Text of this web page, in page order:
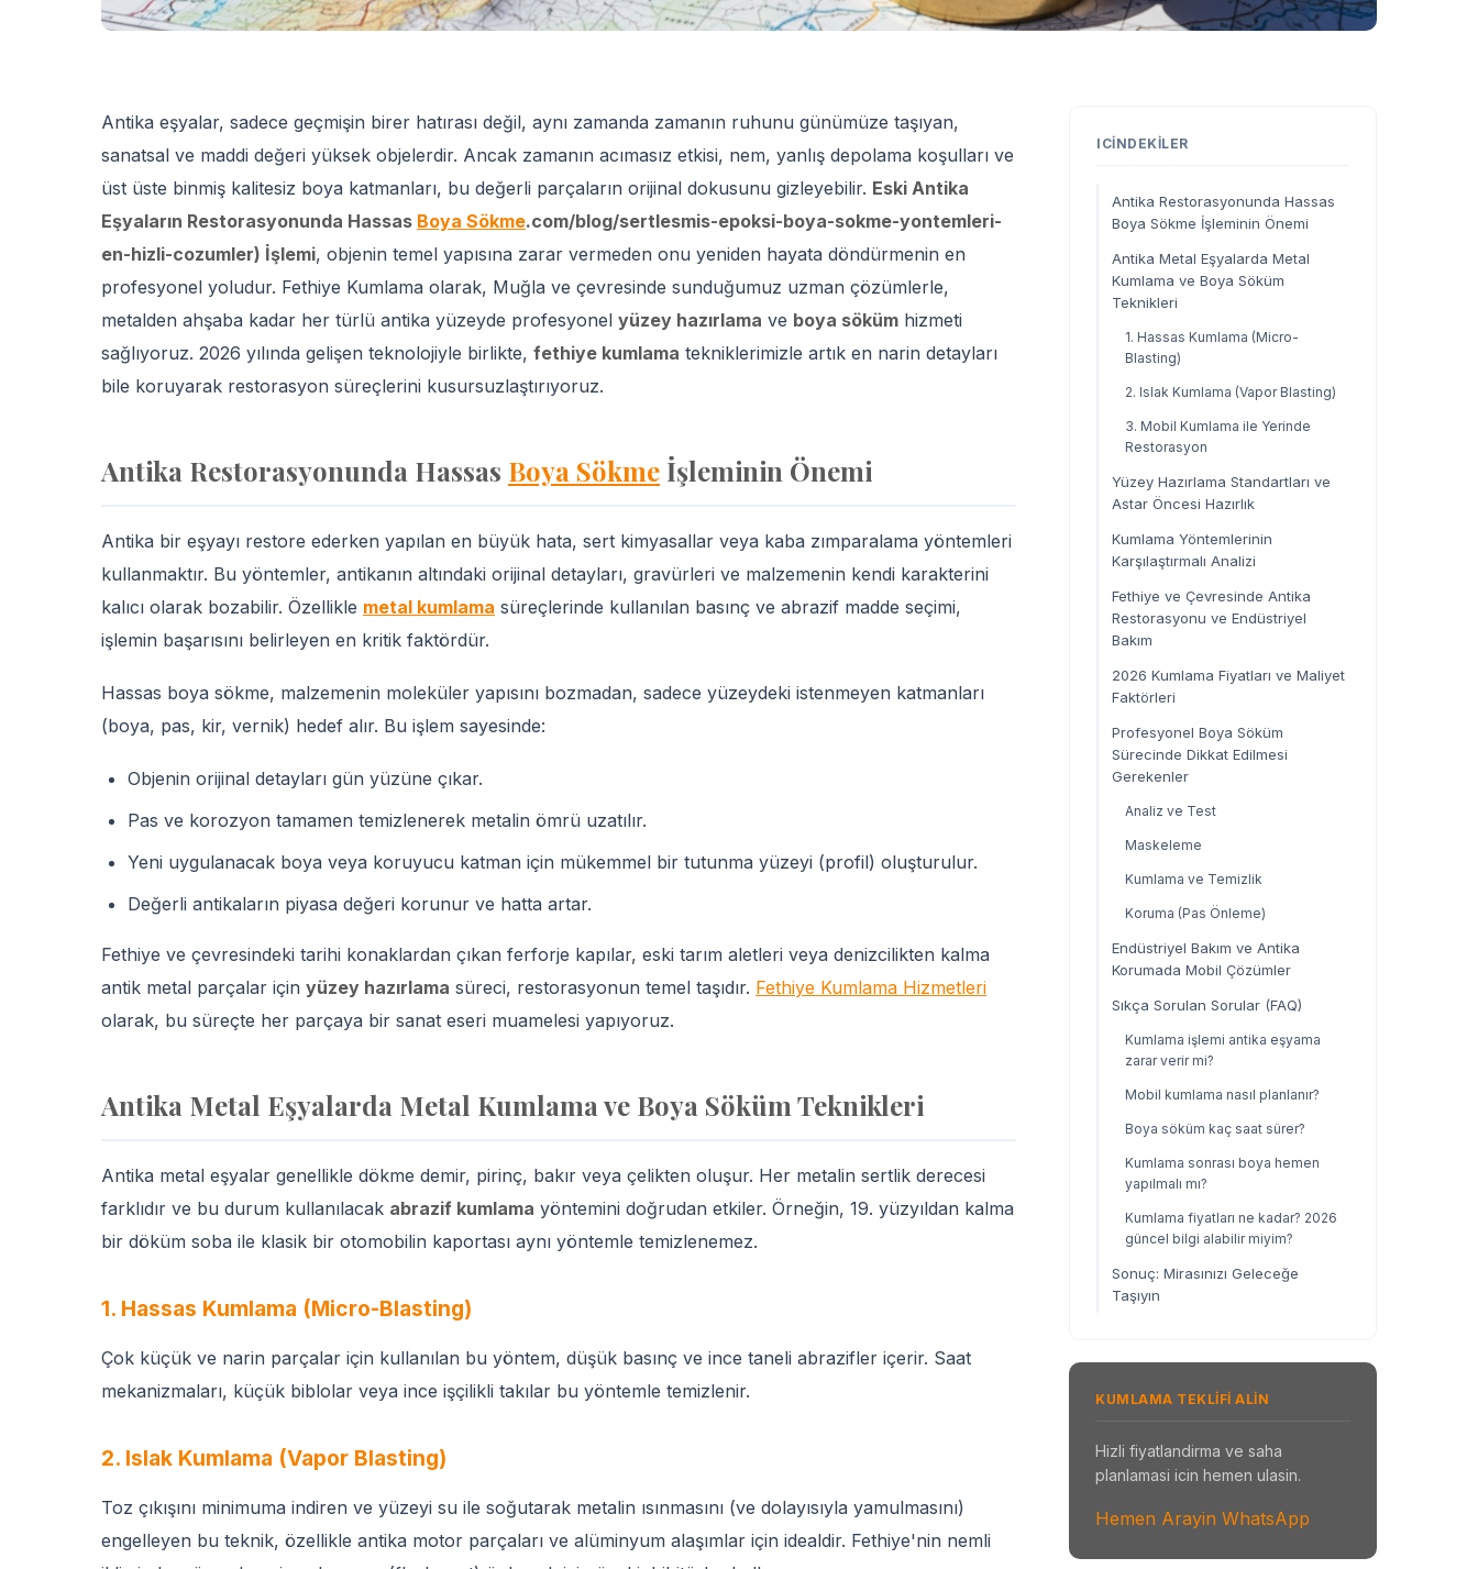
Antika eşyalar, sadece geçmişin birer hatırası değil, aynı zamanda zamanın ruhunu günümüze taşıyan,
sanatsal ve maddi değeri yüksek objelerdir. Ancak zamanın acımasız etkisi, nem, yanlış depolama koşulları ve
üst üste binmiş kalitesiz boya katmanları, bu değerli parçaların orijinal dokusunu gizleyebilir. Eski Antika
Eşyaların Restorasyonunda Hassas Boya Sökme.com/blog/sertlesmis-epoksi-boya-sokme-yontemleri-
en-hizli-cozumler) İşlemi, objenin temel yapısına zarar vermeden onu yeniden hayata döndürmenin en
profesyonel yoludur. Fethiye Kumlama olarak, Muğla ve çevresinde sunduğumuz uzman çözümlerle,
metalden ahşaba kadar her türlü antika yüzeyde profesyonel yüzey hazırlama ve boya söküm hizmeti
sağlıyoruz. 2026 yılında gelişen teknolojiyle birlikte, fethiye kumlama tekniklerimizle artık en narin detayları
bile koruyarak restorasyon süreçlerini kusursuzlaştırıyoruz.
Antika Restorasyonunda Hassas Boya Sökme İşleminin Önemi
Antika bir eşyayı restore ederken yapılan en büyük hata, sert kimyasallar veya kaba zımparalama yöntemleri
kullanmaktır. Bu yöntemler, antikanın altındaki orijinal detayları, gravürleri ve malzemenin kendi karakterini
kalıcı olarak bozabilir. Özellikle metal kumlama süreçlerinde kullanılan basınç ve abrazif madde seçimi,
işlemin başarısını belirleyen en kritik faktördür.
Hassas boya sökme, malzemenin moleküler yapısını bozmadan, sadece yüzeydeki istenmeyen katmanları
(boya, pas, kir, vernik) hedef alır. Bu işlem sayesinde:
Objenin orijinal detayları gün yüzüne çıkar.
Pas ve korozyon tamamen temizlenerek metalin ömrü uzatılır.
Yeni uygulanacak boya veya koruyucu katman için mükemmel bir tutunma yüzeyi (profil) oluşturulur.
Değerli antikaların piyasa değeri korunur ve hatta artar.
Fethiye ve çevresindeki tarihi konaklardan çıkan ferforje kapılar, eski tarım aletleri veya denizcilikten kalma
antik metal parçalar için yüzey hazırlama süreci, restorasyonun temel taşıdır. Fethiye Kumlama Hizmetleri
olarak, bu süreçte her parçaya bir sanat eseri muamelesi yapıyoruz.
Antika Metal Eşyalarda Metal Kumlama ve Boya Söküm Teknikleri
Antika metal eşyalar genellikle dökme demir, pirinç, bakır veya çelikten oluşur. Her metalin sertlik derecesi
farklıdır ve bu durum kullanılacak abrazif kumlama yöntemini doğrudan etkiler. Örneğin, 19. yüzyıldan kalma
bir döküm soba ile klasik bir otomobilin kaportası aynı yöntemle temizlenemez.
1. Hassas Kumlama (Micro-Blasting)
Çok küçük ve narin parçalar için kullanılan bu yöntem, düşük basınç ve ince taneli abrazifler içerir. Saat
mekanizmaları, küçük biblolar veya ince işçilikli takılar bu yöntemle temizlenir.
2. Islak Kumlama (Vapor Blasting)
Toz çıkışını minimuma indiren ve yüzeyi su ile soğutarak metalin ısınmasını (ve dolayısıyla yamulmasını)
engelleyen bu teknik, özellikle antika motor parçaları ve alüminyum alaşımlar için idealdir. Fethiye'nin nemli
ICINDEKILER
Antika Restorasyonunda Hassas
Boya Sökme İşleminin Önemi
Antika Metal Eşyalarda Metal
Kumlama ve Boya Söküm
Teknikleri
1. Hassas Kumlama (Micro-
Blasting)
2. Islak Kumlama (Vapor Blasting)
3. Mobil Kumlama ile Yerinde
Restorasyon
Yüzey Hazırlama Standartları ve
Astar Öncesi Hazırlık
Kumlama Yöntemlerinin
Karşılaştırmalı Analizi
Fethiye ve Çevresinde Antika
Restorasyonu ve Endüstriyel
Bakım
2026 Kumlama Fiyatları ve Maliyet
Faktörleri
Profesyonel Boya Söküm
Sürecinde Dikkat Edilmesi
Gerekenler
Analiz ve Test
Maskeleme
Kumlama ve Temizlik
Koruma (Pas Önleme)
Endüstriyel Bakım ve Antika
Korumada Mobil Çözümler
Sıkça Sorulan Sorular (FAQ)
Kumlama işlemi antika eşyama
zarar verir mi?
Mobil kumlama nasıl planlanır?
Boya söküm kaç saat sürer?
Kumlama sonrası boya hemen
yapılmalı mı?
Kumlama fiyatları ne kadar? 2026
güncel bilgi alabilir miyim?
Sonuç: Mirasınızı Geleceğe
Taşıyın
KUMLAMA TEKLIFI ALIN
Hizli fiyatlandirma ve saha
planlamasi icin hemen ulasin.
Hemen Arayin WhatsApp